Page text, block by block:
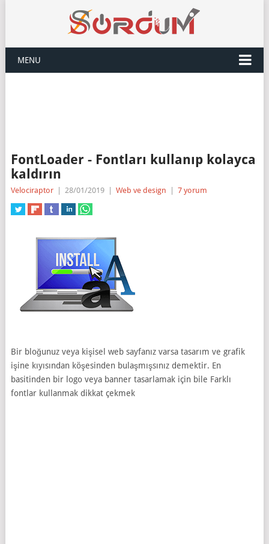
MENU
FontLoader - Fontları kullanıp kolayca
kaldırın
Velociraptor 28/01/2019 Web ve design 7 yorum
Bir bloğunuz veya kişisel web sayfanız varsa tasarım ve grafik
işine kıyısından köşesinden bulaşmışsınız demektir. En
basitinden bir logo veya banner tasarlamak için bile Farklı
fontlar kullanmak dikkat çekmek